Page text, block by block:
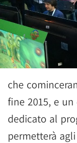
che
fine 2015, e
dedicato al
permetterà